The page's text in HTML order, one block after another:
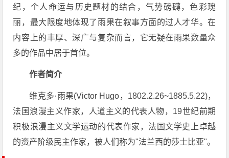
纪，个人命运与历史题材的结合，气势磅礴，色彩瑰
丽，最大限度地体现了雨果在叙事方面的过人才华。在
内容上的丰厚、深广与复杂而言，它无疑在雨果数量众
多的作品中居于首位。
作者简介
维克多·雨果(Victor Hugo，1802.2.26~1885.5.22)，
法国浪漫主义作家，人道主义的代表人物，19世纪前期
积极浪漫主义文学运动的代表作家，法国文学史上卓越
的资产阶级民主作家，被人们称为"法兰西的莎士比亚"。